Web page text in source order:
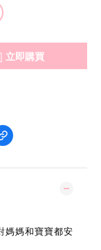
立即購買
媽媽和寶寶都安